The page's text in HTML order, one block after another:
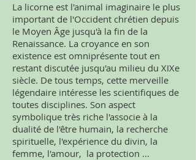
La licorne est l'animal imaginaire le plus
important de l'Occident chrétien depuis
le Moyen Âge jusqu'à la fin de la
Renaissance. La croyance en son
existence est omniprésente tout en
restant discutée jusqu'au milieu du XIXe
siècle. De tous temps, cette merveille
légendaire intéresse les scientifiques de
toutes disciplines. Son aspect
symbolique très riche l'associe à la
dualité de l'être humain, la recherche
spirituelle, l'expérience du divin, la
femme, l'amour, la protection ...